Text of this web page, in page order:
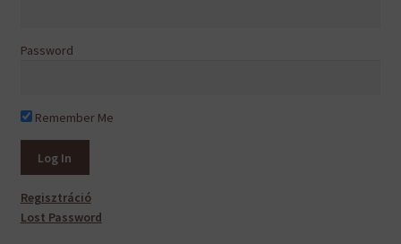
Password
Remember Me
Regisztráció
Lost Password